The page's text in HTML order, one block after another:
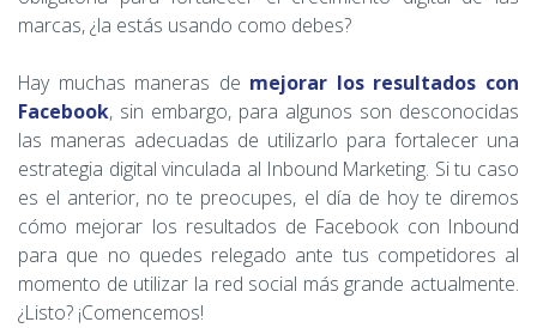
marcas, ¿la estás usando como debes?
Hay muchas maneras de mejorar los resultados con
Facebook, sin embargo, para algunos son desconocidas
las maneras adecuadas de utilizarlo para fortalecer una
estrategia digital vinculada al Inbound Marketing. Si tu caso
es el anterior, no te preocupes, el día de hoy te diremos
cómo mejorar los resultados de Facebook con Inbound
para que no quedes relegado ante tus competidores al
momento de utilizar la red social más grande actualmente.
¿Listo? ¡Comencemos!